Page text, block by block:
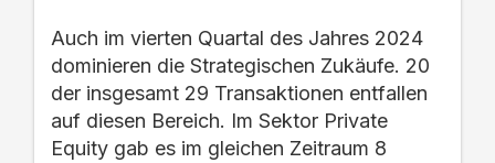
Auch im vierten Quartal des Jahres 2024
dominieren die Strategischen Zukäufe. 20
der insgesamt 29 Transaktionen entfallen
auf diesen Bereich. Im Sektor Private
Equity gab es im gleichen Zeitraum 8